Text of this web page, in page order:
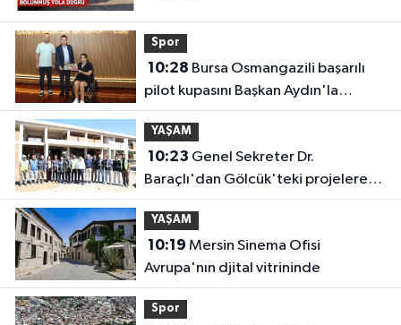
Spor
10:28
pilot kupasını Başkan Aydın'la
paylaştı
YAŞAM
10:23
Baraçlı'dan Gölcük'teki projelere
yakın takip
YAŞAM
10:19
Avrupa'nın djital vitrininde
Spor